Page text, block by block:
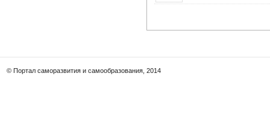
© Портал саморазвития и самообразования, 2014